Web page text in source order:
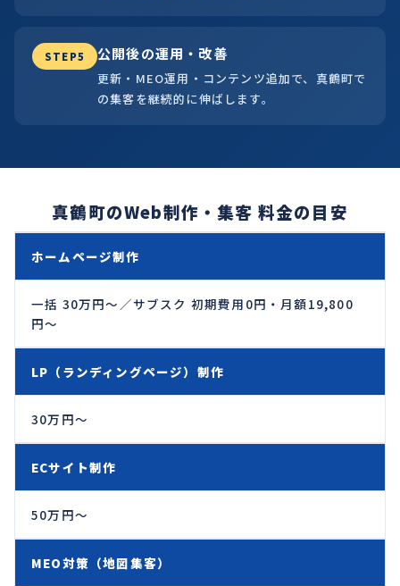
STEP5 公開後の運用・改善
更新・MEO運用・コンテンツ追加で、真鶴町で
の集客を継続的に伸ばします。
真鶴町のWeb制作・集客 料金の目安
ホームページ制作
一括 30万円〜／サブスク 初期費用0円・月額19,800
円〜
LP（ランディングページ）制作
30万円〜
ECサイト制作
50万円〜
MEO対策（地図集客）